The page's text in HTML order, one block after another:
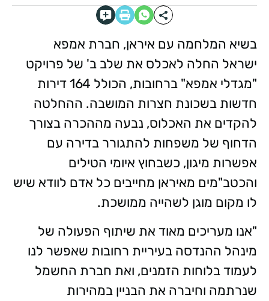
בשיא המלחמה עם איראן, חברת אמפא
ישראל החלה לאכלס את שלב ב' של פרויקט
"מגדלי אמפא" ברחובות, הכולל 164 דירות
חדשות בשכונת חצרות המושבה. ההחלטה
להקדים את האכלוס, נבעה מההכרה בצורך
הדחוף של משפחות להתגורר בדירה עם
אפשרות מיגון, כשבחוץ איומי הטילים
והכטב"מים מאיראן מחייבים כל אדם לוודא שיש
לו מקום מוגן לשהייה ממושכת.
"אנו מעריכים מאוד את שיתוף הפעולה של
מינהל ההנדסה בעיריית רחובות שאפשר לנו
לעמוד בלוחות הזמנים, ואת חברת החשמל
שנרתמה וחיברה את הבניין במהירות